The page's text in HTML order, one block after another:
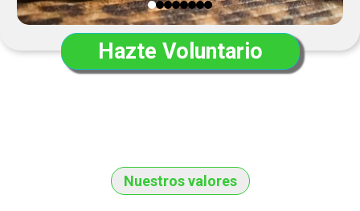
Hazte Voluntario
Nuestros valores